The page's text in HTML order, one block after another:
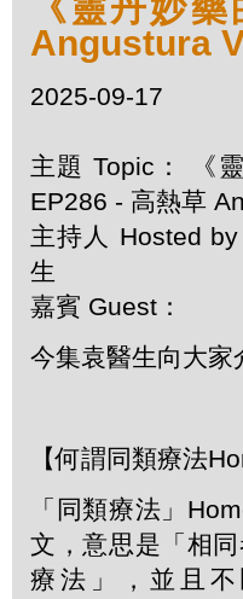
Angustura
2025-09-17
主題 Topic： 《
EP286 - 高熱草
主持人 Hosted
生
嘉賓 Guest：
今集袁醫生向大
【何謂同類療法
「同類療法」
文，意思是「相
療法」，並且